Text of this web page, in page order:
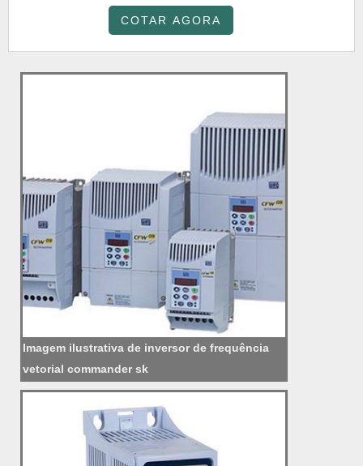
COTAR AGORA
Imagem ilustrativa de inversor de frequência
vetorial commander sk